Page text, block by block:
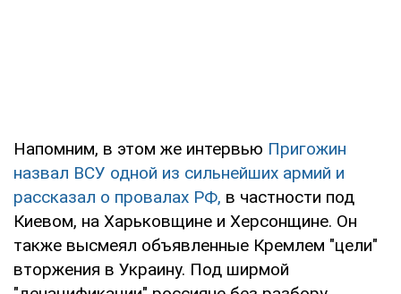
Напомним, в этом же интервью Пригожин
назвал ВСУ одной из сильнейших армий и
рассказал о провалах РФ, в частности под
Киевом, на Харьковщине и Херсонщине. Он
также высмеял объявленные Кремлем "цели"
вторжения в Украину. Под ширмой